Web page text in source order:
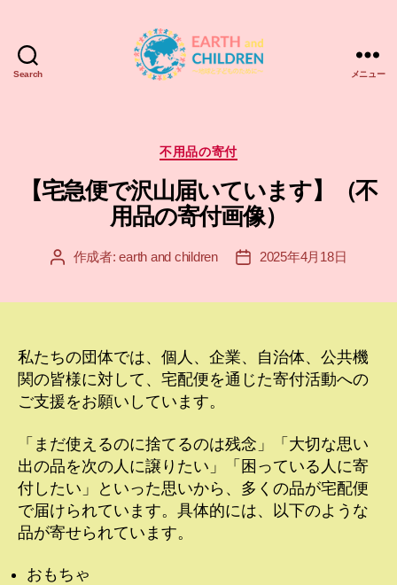
Search
＆
ル
ド
レ
EARTH
CHILDREN
メニュー
カ
ゴ
リ
ー
不用品の寄付
【宅急便で沢山届いています】（不
用品の寄付画像）
投 作成者:earth and children
投
2025年4月18日
私たちの団体では、個人、企業、自治体、公共機
関の皆様に対して、宅配便を通じた寄付活動への
ご支援をお願いしています。
「まだ使えるのに捨てるのは残念」「大切な思い
出の品を次の人に譲りたい」「困っている人に寄
付したい」といった思いから、多くの品が宅配便
で届けられています。具体的には、以下のような
品が寄せられています。
おもちゃ